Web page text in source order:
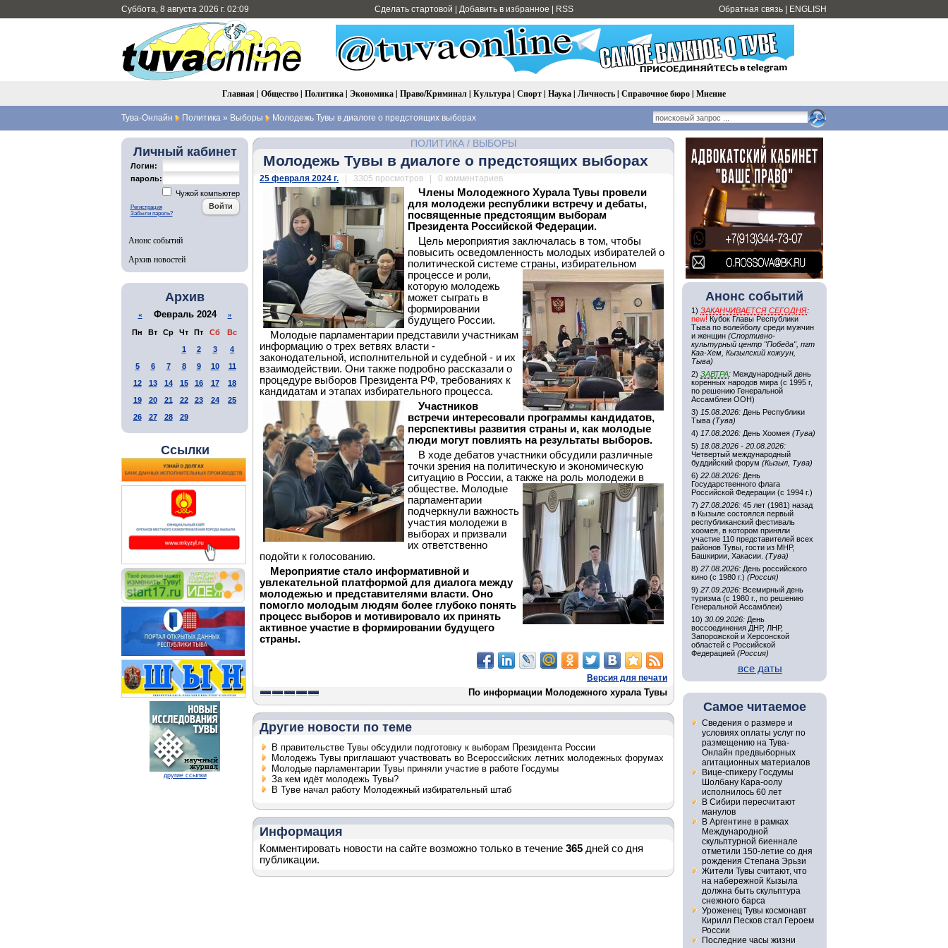
Суббота, 8 августа 2026 г. 02:09 Сделать стартовой Добавить в избранное RSS Обратная связь ENGLISH
Главная | Общество| Политика| Экономика| Право/Криминал| Культура| Спорт| Наука| Личность| Справочное бюро| Мнение
Тува-Онлайн Политика » Выборы Молодежь Тувы в диалоге о предстоящих выборах
Личный кабинет
Логин:
пароль:
Чужой компьютер
Регистрация
Забыли пароль?
Анонс событий
Архив новостей
Архив
« Февраль 2024 »
Пн Вт Ср Чт Пт Сб
Вс
1
2 3
4
5
6 7 8 9 10
11
12
13 14 15 16 17
18
19
20 21 22 23 24
25
26
27 28 29
Ссылки
другие ссылки
ПОЛИТИКА / ВЫБОРЫ
Молодежь Тувы в диалоге о предстоящих выборах
25 февраля 2024 г. | 3305 просмотров | 0 комментариев
Члены Молодежного Хурала Тувы провели
для молодежи республики встречу и дебаты,
посвященные предстоящим выборам
Президента Российской Федерации.
Цель мероприятия заключалась в том, чтобы
повысить осведомленность молодых избирателей о
политической системе страны, избирательном
процессе и роли,
которую молодежь
может сыграть в
формировании
будущего России.
Молодые парламентарии представили участникам
информацию о трех ветвях власти -
законодательной, исполнительной и судебной - и их
взаимодействии. Они также подробно рассказали о
процедуре выборов Президента РФ, требованиях к
кандидатам и этапах избирательного процесса.
Участников
встречи интересовали программы кандидатов,
перспективы развития страны и, как молодые
люди могут повлиять на результаты выборов.
В ходе дебатов участники обсудили различные
точки зрения на политическую и экономическую
ситуацию в России, а также на роль молодежи в
обществе. Молодые
парламентарии
подчеркнули важность
участия молодежи в
выборах и призвали
их ответственно
подойти к голосованию.
Мероприятие стало информативной и
увлекательной платформой для диалога между
молодежью и представителями власти. Оно
помогло молодым людям более глубоко понять
процесс выборов и мотивировало их принять
активное участие в формировании будущего
страны.
Версия для печати
По информации Молодежного хурала Тувы
Другие новости по теме
В правительстве Тувы обсудили подготовку к выборам Президента России
Молодежь Тувы приглашают участвовать во Всероссийских летних молодежных форумах
Молодые парламентарии Тувы приняли участие в работе Госдумы
За кем идёт молодежь Тувы?
В Туве начал работу Молодежный избирательный штаб
Информация
Комментировать новости на сайте возможно только в течение 365 дней со дня
публикации.
Анонс событий
1) ЗАКАНЧИВАЕТСЯ СЕГОДНЯ:
new! Кубок Главы Республики
Тыва по волейболу среди мужчин
и женщин (Спортивно-
культурный центр "Победа", пгт
Каа-Хем, Кызылский кожуун,
Тыва)
2) ЗАВТРА: Международный день
коренных народов мира (с 1995 г,
по решению Генеральной
Ассамблеи ООН)
3) 15.08.2026: День Республики
Тыва (Тува)
4) 17.08.2026: День Хоомея (Тува)
5) 18.08.2026 - 20.08.2026:
Четвертый международный
буддийский форум (Кызыл, Тува)
6) 22.08.2026: День
Государственного флага
Российской Федерации (с 1994 г.)
7) 27.08.2026: 45 лет (1981) назад
в Кызыле состоялся первый
республиканский фестиваль
хоомея, в котором приняли
участие 110 представителей всех
районов Тувы, гости из МНР,
Башкирии, Хакасии. (Тува)
8) 27.08.2026: День российского
кино (с 1980 г.) (Россия)
9) 27.09.2026: Всемирный день
туризма (с 1980 г., по решению
Генеральной Ассамблеи)
10) 30.09.2026: День
воссоединения ДНР, ЛНР,
Запорожской и Херсонской
областей с Российской
Федерацией (Россия)
все даты
Самое читаемое
Сведения о размере и
условиях оплаты услуг по
размещению на Тува-
Онлайн предвыборных
агитационных материалов
Вице-спикеру Госдумы
Шолбану Кара-оолу
исполнилось 60 лет
В Сибири пересчитают
манулов
В Аргентине в рамках
Международной
скульптурной биеннале
отметили 150-летие со дня
рождения Степана Эрьзи
Жители Тувы считают, что
на набережной Кызыла
должна быть скульптура
снежного барса
Уроженец Тувы космонавт
Кирилл Песков стал Героем
России
Последние часы жизни